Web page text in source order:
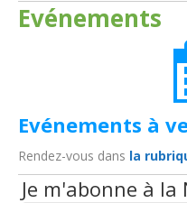
Evénements
Evénements à
Rendez-vous dans la
Je m'abonne à